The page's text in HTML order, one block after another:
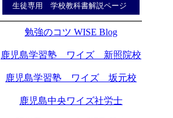
生徒専用 学校教科書解説ページ
勉強のコツ WISE Blog
鹿児島学習塾 ワイズ 新照院校
鹿児島学習塾 ワイズ 坂元校
鹿児島中央ワイズ社労士